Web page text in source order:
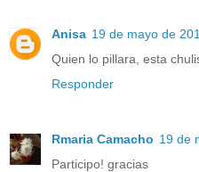
Anisa 19 de mayo de
Quien lo pillara, esta
Responder
Rmaria Camacho 19 de
Participo! gracias